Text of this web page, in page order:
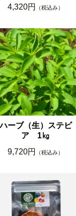
4,320円
（税込み）
ーブ（生）ステビ
ア 1㎏
9,720円
（税込み）